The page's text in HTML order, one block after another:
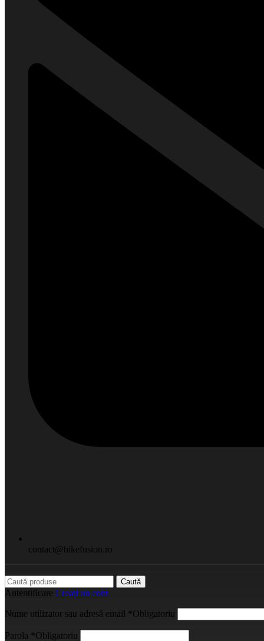
contact@bikefusion.ro
Caută
Autentificare Creați un cont
Nume utilizator sau adresă email *Obligatoriu
Parola *Obligatoriu